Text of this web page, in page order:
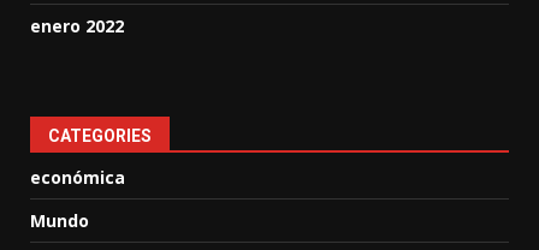
enero 2022
CATEGORIES
económica
Mundo